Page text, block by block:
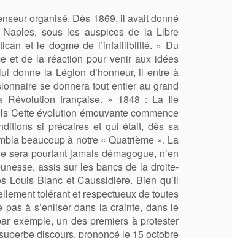
organisé. Dès 1869, il avait donné
sous les auspices de la Libre
et le dogme de l’infaillibilité. » Du
et de la réaction pour venir aux idées
donne la Légion d’honneur, il entre à
se donnera tout entier au grand
Révolution française. » 1848 : La IIe
Cette évolution émouvante commence
si précaires et qui était, dès sa
beaucoup à notre « Quatrième ». La
pourtant jamais démagogue, n’en
assis sur les bancs de la droite-
Louis Blanc et Caussidière. Bien qu’il
tolérant et respectueux de toutes
à s’enliser dans la crainte, dans le
exemple, un des premiers à protester
discours, prononcé le 15 octobre